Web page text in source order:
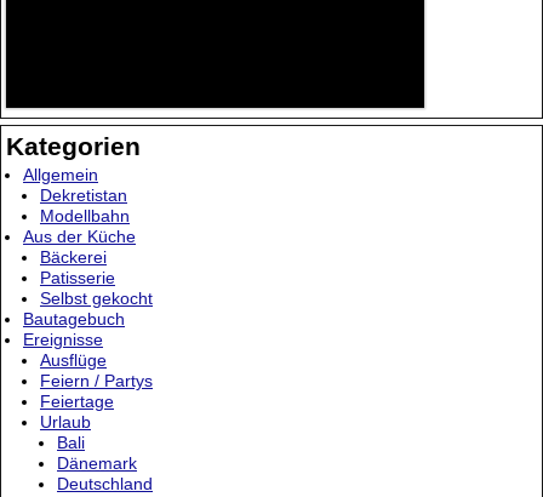
Kategorien
Allgemein
Dekretistan
Modellbahn
Aus der Küche
Bäckerei
Patisserie
Selbst gekocht
Bautagebuch
Ereignisse
Ausflüge
Feiern / Partys
Feiertage
Urlaub
Bali
Dänemark
Deutschland